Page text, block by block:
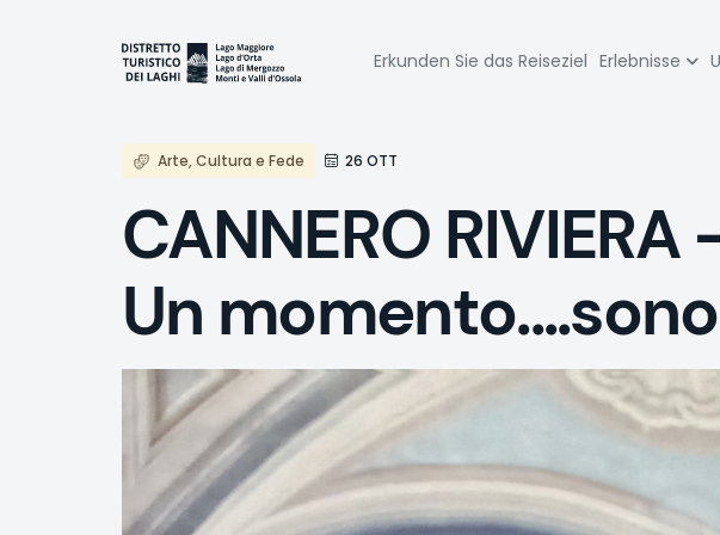
Navigazione
principale
Erkunden Sie das Reiseziel Erlebnisse
Arte, Cultura e Fede 26 OTT
CANNERO
Un